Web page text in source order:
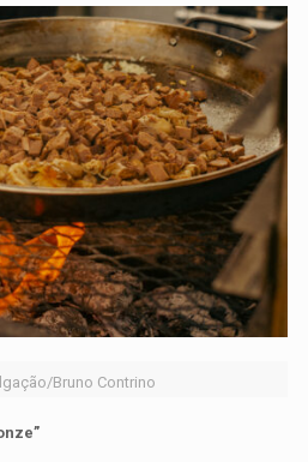
Bruno Contrino